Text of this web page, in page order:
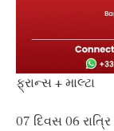
ફ્રાન્સ + માલ્ટા
07 દિવસ 06 રાત્રિ